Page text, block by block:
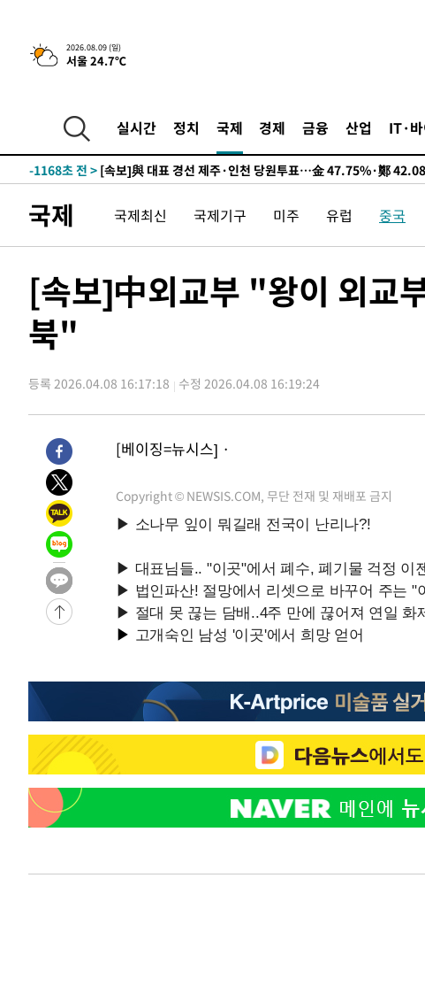
2026.08.09 (일)
서울 24.7℃
실시간 정치 국제 경제 금융 산업 IT·
13시간 전 >[속보]뉴욕증시 상승 마감…S&P 0.6% 나스닥 1.3%↑
-10886초 전 >이란 "호르무즈 재개방 합의 근접…美 배상 선행돼야"
민수·김용 순
-1886초 전 >
[속보]김민석, 與 전대 당원투표 누적 득표율 45.42%로 1위…
래 44.56%
-1168초 전 >
宋 10.17%
-702초 전 > 이강인 "아틀레티코 이적 기뻐…등번호 7번 의미보단 팀 위해 뛸
1시간 전 >
낮 최고 35도 '무더위'…동해안 시간당 30㎜ '강한 비'[내일날씨]
1시간 전 >[속보]이강인 "감독님이 원하는 마음 느꼈고, 많은 트로피 원해 아
2시간 전 >온열질환 사망자 3명 늘어…누적 환자 3000명 돌파
3시간 전 >
4시간 전 >
6시간 전 >남자 농구, 나고야 아시안게임서 '홈팀' 일본과 한일전
6시간 전 >여수 오동도 해상서 모터보트 전복…1명 사망·1명 실종
7시간 전 >
극한폭염 한풀 꺾이지만…'낮 최고 35도' 무더위, 열대야 계속[다음
날씨]
8시간 전 >
8시간 전 >
[속보]'압수수색·성접대 논란' 축구협회 "실망과 걱정 안겨드려 죄
11시간 전 >
'최고 37도' 폭염 지속…강원동해안 최대 150㎜ 비
13시간 전 >
-10886초 전 >
이란 "호르무즈 재개방 합의 근접…美 배상 선행돼야"
-1933초 전 >
[속보]與최고위원 제주·인천 순회경선…박선원·최민희·서미
민수·김용 순
-1886초 전 >
[속보]김민석, 與 전대 당원투표 누적 득표율 45.42%로 1위…
[속보]與 대표 경선 제주·인천 당원투표…金 47.75%·鄭
-637초 전 >
[속보]與 당대표 경선, 제주·인천 권리당원 투표 김민석 승리
낮 최고 35도 '무더위'…동해안 시간당 30㎜ '강한 비'[내일날씨]
1시간 전 >[속보]이강인 "감독님이 원하는 마음 느꼈고, 많은 트로피 원해 아
티코 이적"
1시간 전 >
수도권 40도 육박 '펄펄'…동해안 일부 지역엔 호의주의보
2시간 전 >온열질환 사망자 3명 늘어…누적 환자 3000명 돌파
3시간 전 >
강릉에 시간당 81.4㎜ 물폭탄…도로 잠기고 담벼락 붕괴
국제 국제최신 국제기구 미주 유럽 중국
[속보]中외교부 "왕이 외교
북"
등록 2026.04.08 16:17:18 수정 2026.04.08 16:19:24
[베이징=뉴시스] ·
Copyright © NEWSIS.COM, 무단 전재 및 재배포 금지